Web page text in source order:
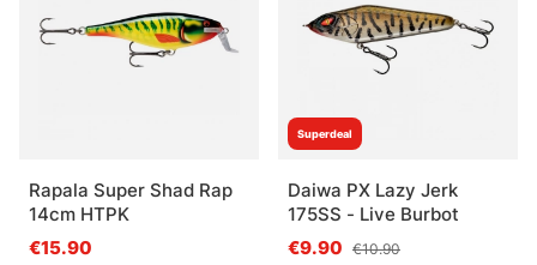
Rapala Super Shad Rap
14cm HTPK
€15.90
Superdeal
Daiwa PX Lazy Jerk
175SS - Live Burbot
€9.90 €10.90